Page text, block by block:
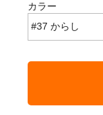
カラー